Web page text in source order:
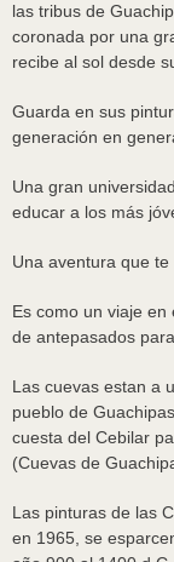
las tribus de
coronada por una
recibe al sol desde
Guarda en sus
generación en
Una gran
educar a los más
Una aventura que te
Es como un viaje
de antepasados
Las cuevas estan a
pueblo de
cuesta del Cebilar
(Cuevas de
Las pinturas de las
en 1965, se